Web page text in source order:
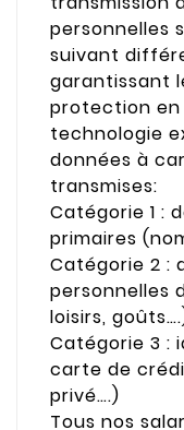
personnelles
suivant
garantissant
protection
technologie
données à
transmises:
Catégorie 1 :
primaires
Catégorie 2 :
personnelles
loisirs,
Catégorie 3 :
carte de
privé….)
Tous nos